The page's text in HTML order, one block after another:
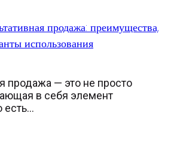
продажа: преимущества,
использования
продажа — это не просто
в себя элемент
есть...